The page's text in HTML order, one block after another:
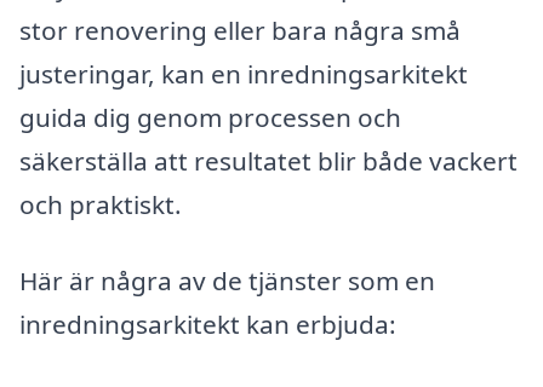
stor renovering eller bara några små
justeringar, kan en inredningsarkitekt
guida dig genom processen och
säkerställa att resultatet blir både vackert
och praktiskt.
Här är några av de tjänster som en
inredningsarkitekt kan erbjuda: